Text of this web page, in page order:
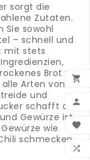




sorgt die
Zutaten.
Sie sowohl
– schnell und
mit stets
Brot zu
Arten von
und
schafft der
Gewürze ist
wie
schmecken